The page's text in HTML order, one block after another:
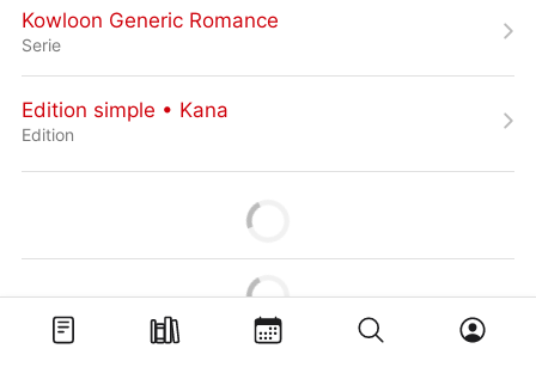
Kowloon Generic Romance
Serie
Edition simple • Kana
Edition